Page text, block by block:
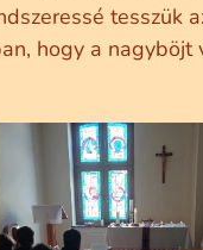
tesszük
hogy a